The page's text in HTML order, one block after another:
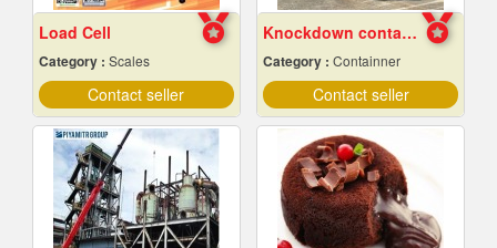
Load Cell
Category : Scales
Contact seller
Knockdown container factory
Category : Containner
Contact seller